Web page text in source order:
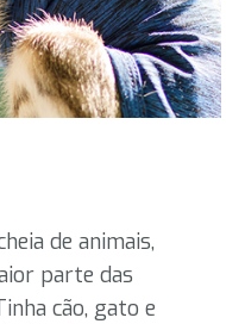
de animais,
parte das
cão, gato e